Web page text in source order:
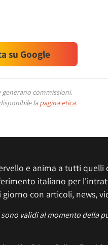
su Google
commissioni.
la pagina etica.
e anima a tutti
italiano per
con articoli, news,
sono validi al momento della